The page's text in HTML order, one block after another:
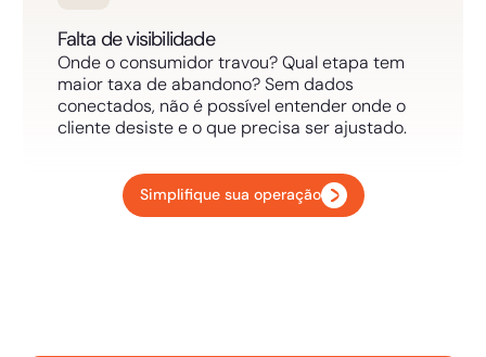
Falta de visibilidade
Onde o consumidor travou? Qual etapa tem
maior taxa de abandono? Sem dados
conectados, não é possível entender onde o
cliente desiste e o que precisa ser ajustado.
Simplifique sua operação